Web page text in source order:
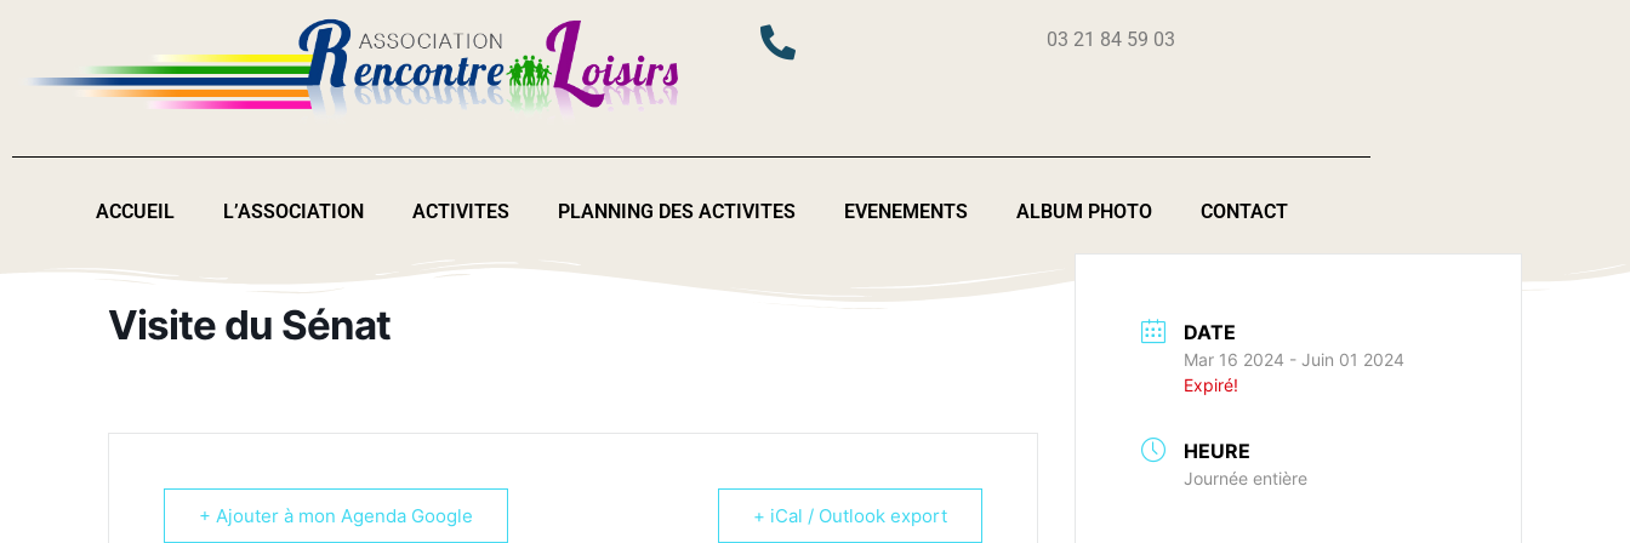
03 21 84 59 03
ACCUEIL L’ASSOCIATION ACTIVITES PLANNING DES ACTIVITES EVENEMENTS ALBUM PHOTO CONTACT
Visite du Sénat
+ Ajouter à mon Agenda Google + iCal / Outlook export
DATE
Mar 16 2024 - Juin 01 2024
Expiré!
HEURE
Journée entière